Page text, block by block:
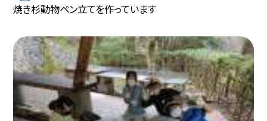
焼き杉動物ペン立てを作っています